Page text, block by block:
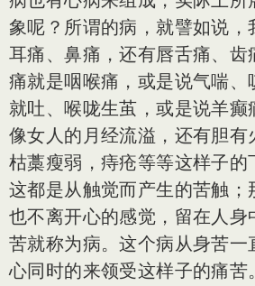
象呢？所谓的病，就譬如说，
耳痛、鼻痛，还有唇舌痛、齿
痛就是咽喉痛，或是说气喘、
就吐、喉咙生茧，或是说羊癫
像女人的月经流溢，还有胆有
枯藁瘦弱，痔疮等等这样子的
这都是从触觉而产生的苦触；
也不离开心的感觉，留在人身
苦就称为病。这个病从身苦一
心同时的来领受这样子的痛苦